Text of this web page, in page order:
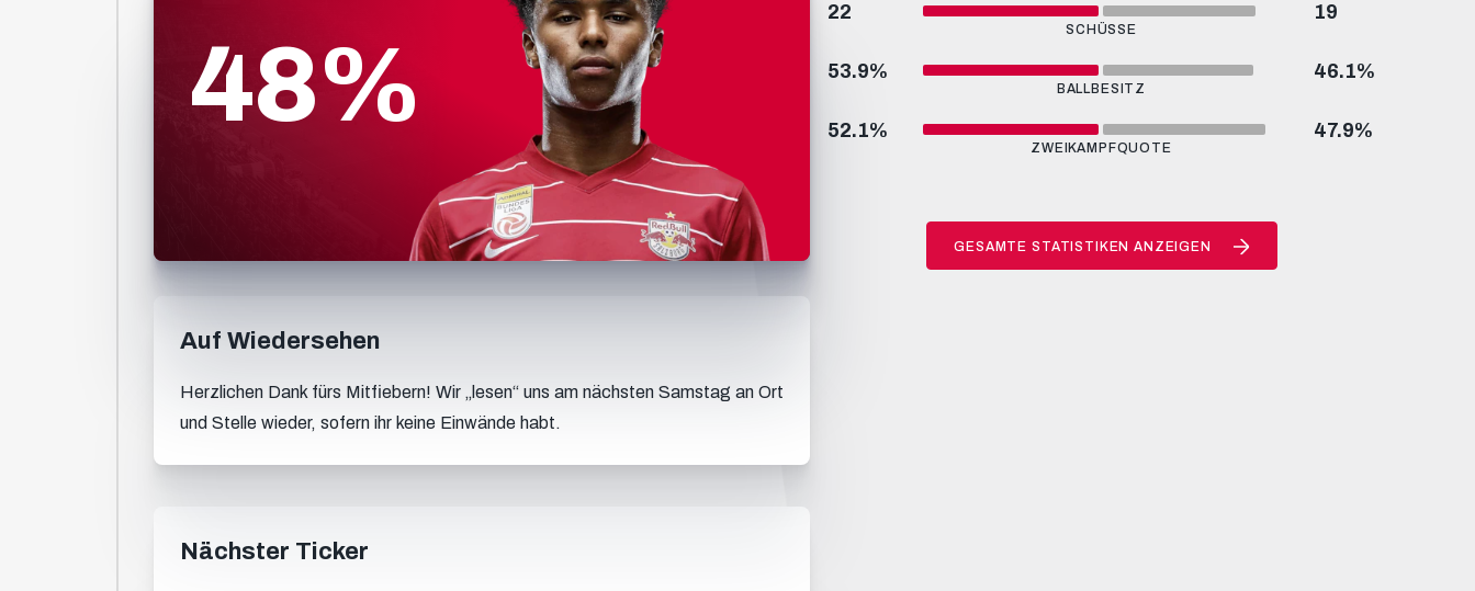
Nächster Ticker
Auf Wiedersehen
Herzlichen Dank fürs Mitfiebern! Wir „lesen“ uns am nächsten Samstag an Ort
und Stelle wieder, sofern ihr keine Einwände habt.
49%
22
SCHÜSSE
19
53.9%
BALLBESITZ
46.1%
52.1%
ZWEIKAMPFQUOTE
47.9%
GESAMTE STATISTIKEN ANZEIGEN